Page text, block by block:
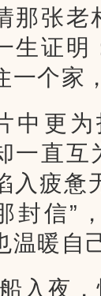
那张老
生证明
一个家
中更
一直互
入疲惫
封信”
温暖自
入夜